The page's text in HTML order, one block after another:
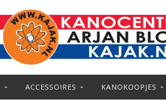
ACCESSOIRES KANOKOOPJES